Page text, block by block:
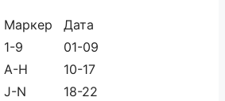
Маркер
Дата
1-9
01-09
A-H
10-17
J-N
18-22